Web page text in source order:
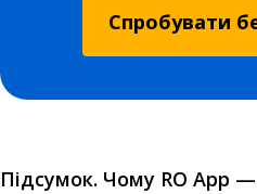
Спробувати
Підсумок. Чому RO App